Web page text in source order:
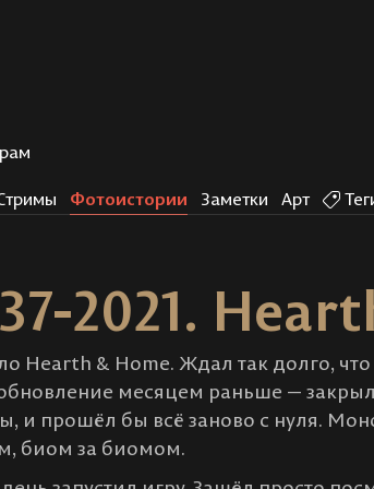
Фотоистории Заметки Арт
2021.
Hearth & Home. Ждал так долго, что
месяцем раньше —
и прошёл бы всё заново с нуля.
биом за биомом.